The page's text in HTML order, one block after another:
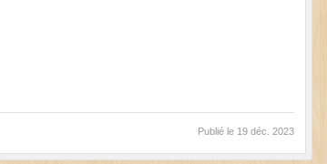
Publié le 19 déc. 2023